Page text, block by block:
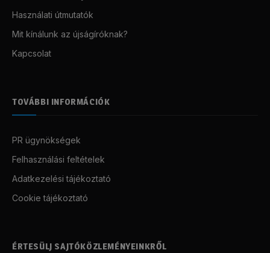
Használati útmutatók
Mit kínálunk az újságíróknak?
Kapcsolat
TOVÁBBI INFORMÁCIÓK
PR ügynökségek
Felhasználási feltételek
Adatkezelési tájékoztató
Cookie tájékoztató
ÉRTESÜLJ SAJTÓKÖZLEMÉNYEINKRŐL